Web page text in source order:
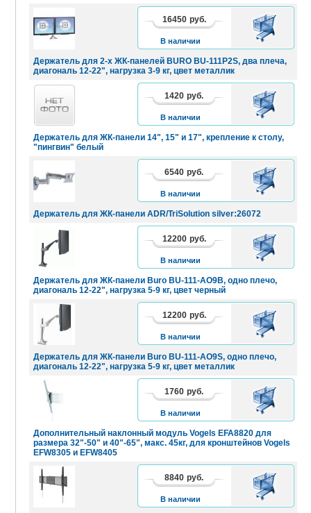
Держатель для 2-х ЖК-панелей BURO BU-111P2S, два плеча,
диагональ 12-22", нагрузка 3-9 кг, цвет металлик
16450 руб.
В наличии
В
КОРЗИНУ
Держатель для ЖК-панели 14", 15" и 17", крепление к столу,
"пингвин" белый
1420 руб.
В наличии
В
КОРЗИНУ
Держатель для ЖК-панели ADR/TriSolution silver:26072
6540 руб.
В наличии
В
КОРЗИНУ
Держатель для ЖК-панели Buro BU-111-AO9B, одно плечо,
диагональ 12-22", нагрузка 5-9 кг, цвет черный
12200 руб.
В наличии
В
КОРЗИНУ
Держатель для ЖК-панели Buro BU-111-AO9S, одно плечо,
диагональ 12-22", нагрузка 5-9 кг, цвет металлик
12200 руб.
В наличии
В
КОРЗИНУ
Дополнительный наклонный модуль Vogels EFA8820 для
размера 32"-50" и 40"-65", макс. 45кг, для кронштейнов Vogels
EFW8305 и EFW8405
1760 руб.
В наличии
В
КОРЗИНУ
8840 руб.
В наличии
В
КОРЗИНУ